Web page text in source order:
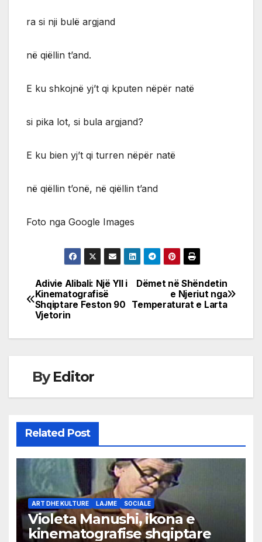
ra si nji bulë argjand
në qiëllin t’and.
E ku shkojnë yj’t qi kputen nëpër natë
si pika lot, si bula argjand?
E ku bien yj’t qi turren nëpër natë
në qiëllin t’onë, në qiëllin t’and
Foto nga Google Images
Post
navigation
Dëmet në Shëndetin
e Njeriut nga
Temperaturat e Larta
Adivie Alibali: Një Yll i
Kinematografisë
Shqiptare Feston 90
Vjetorin
ByEditor
Related Post
ART DHE KULTURE LAJME SOCIALE
Violeta Manushi, ikona e
kinematografise shqiptare